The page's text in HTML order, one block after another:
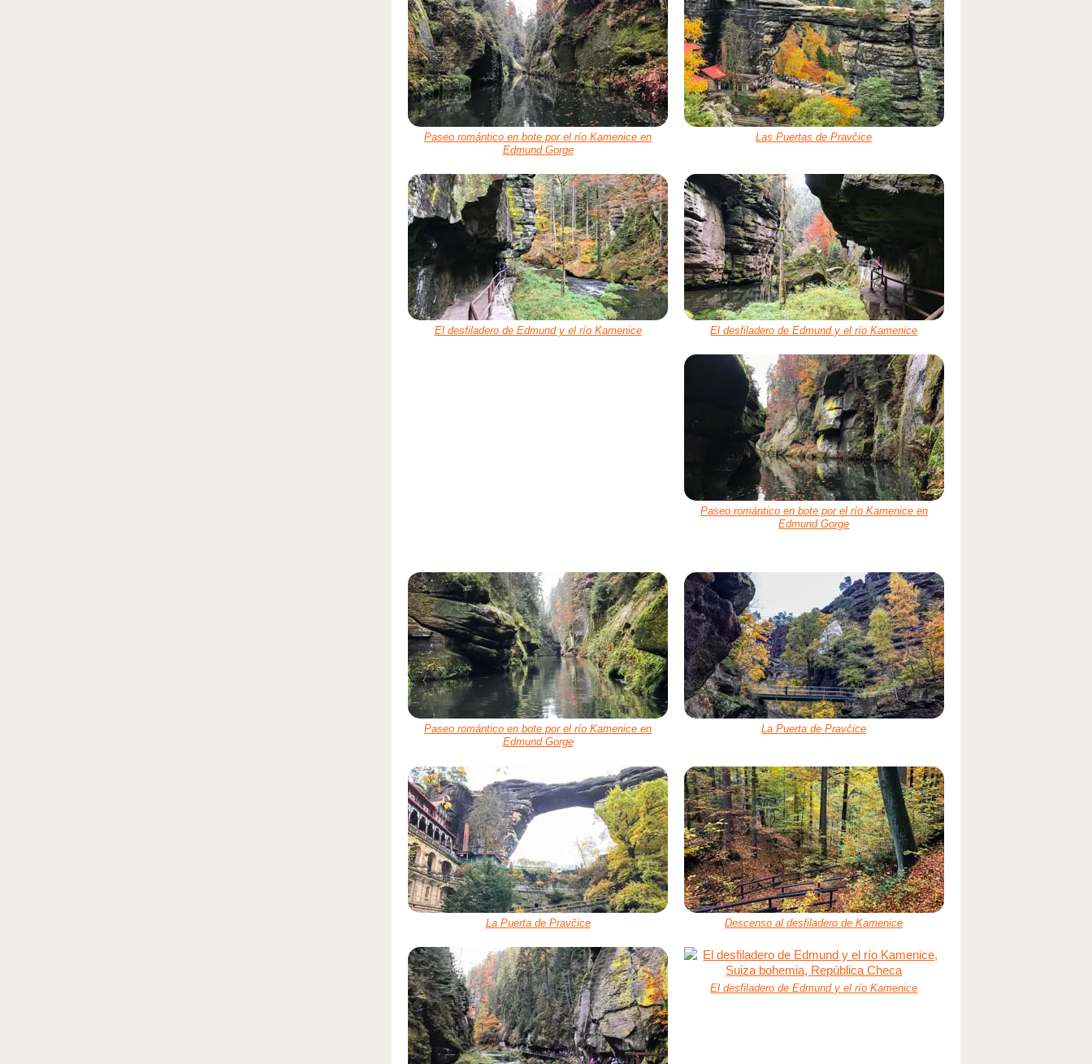
Paseo romántico en bote por el río Kamenice en
Edmund Gorge
Las Puertas de Pravčice
El desfiladero de Edmund y el río Kamenice El desfiladero de Edmund y el río Kamenice
Paseo romántico en bote por el río Kamenice en
Edmund Gorge
Paseo romántico en bote por el río Kamenice en
Edmund Gorge
La Puerta de Pravčice
La Puerta de Pravčice Descenso al desfiladero de Kamenice
El desfiladero de Edmund y el río Kamenice